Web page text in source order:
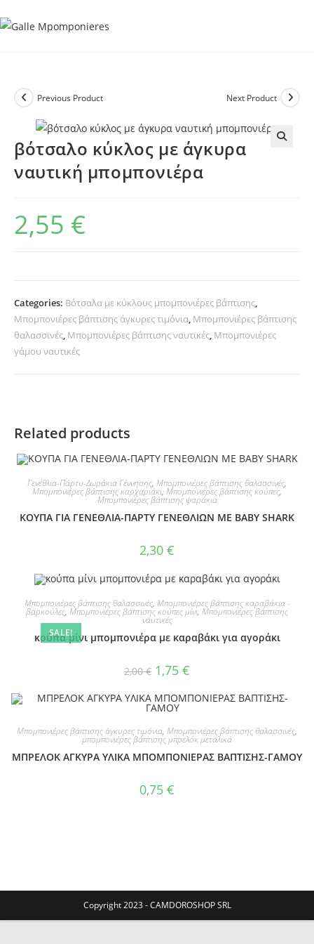
to
Previous Product Next Product
βότσαλο κύκλος με άγκυρα
ναυτική μπομπονιέρα
2,55 €
Categories: Βότσαλα με κύκλους μπομπονιέρες βάπτισης,
Μπομπονιέρες βάπτισης άγκυρες τιμόνια, Μπομπονιέρες βάπτισης
θαλασσινές, Μπομπονιέρες βάπτισης ναυτικές, Μπομπονιέρες
γάμου ναυτικές
Related products
Γενέθλια-Πάρτυ-Δωράκια Γέννησης, Μπομπονιέρες βάπτισης θαλασσινές,
Μπομπονιέρες βάπτισης καρχαριάκι, Μπομπονιέρες βάπτισης κούπες,
Μπομπονιέρες βάπτισης ψαράκια
ΚΟΥΠΑ ΓΙΑ ΓΕΝΕΘΛΙΑ-ΠΑΡΤΥ ΓΕΝΕΘΛΙΩΝ ΜΕ BABY SHARK
2,30 €
SALE!
Μπομπονιέρες βάπτισης θαλασσινές, Μπομπονιέρες βάπτισης καραβάκια -
βαρκούλες, Μπομπονιέρες βάπτισης κούπες μίνι, Μπομπονιέρες βάπτισης
ναυτικές
κούπα μίνι μπομπονιέρα με καραβάκι για αγοράκι
2,00€ Original
price
2,00 €.
1,75 €
1,75 €.
Μπομπονιέρες βάπτισης άγκυρες τιμόνια, Μπομπονιέρες βάπτισης θαλασσινές,
μπομπονιέρες βάπτισης μπρελόκ μεταλικά
ΜΠΡΕΛΟΚ ΑΓΚΥΡΑ ΥΛΙΚΑ ΜΠΟΜΠΟΝΙΕΡΑΣ ΒΑΠΤΙΣΗΣ-ΓΑΜΟΥ
0,75 €
Copyright 2023 - CAMDOROSHOP SRL